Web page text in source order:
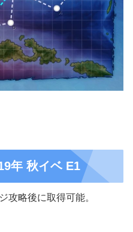
年 秋イベ E1
攻略後に取得可能。